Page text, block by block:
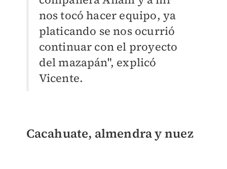
nos tocó hacer equipo, ya
platicando se nos ocurrió
continuar con el proyecto
del mazapán", explicó
Vicente.
Cacahuate, almendra y nuez